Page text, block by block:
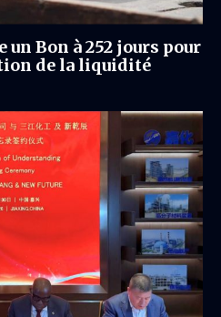
un Bon à 252 jours pour
de la liquidité